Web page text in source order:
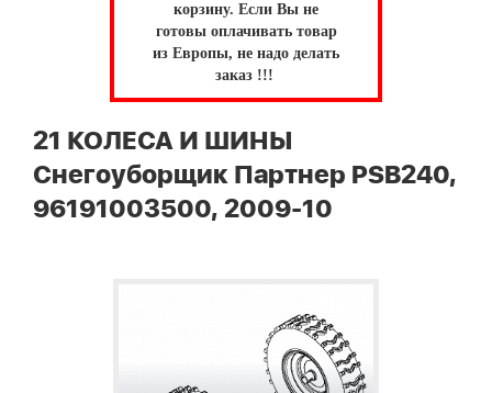
корзину. Если Вы не
готовы оплачивать товар
из Европы, не надо делать
заказ !!!
21 КОЛЕСА И ШИНЫ
Снегоуборщик Партнер PSB240,
96191003500, 2009-10